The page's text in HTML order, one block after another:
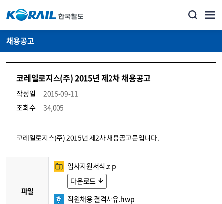
채용공고
코레일로지스(주) 2015년 제2차 채용공고
작성일
2015-09-11
조회수
34,005
코레일소개_경영공시_채용공고 상세보기 – 내용, 파일, 담당자 연락처로 구성
코레일로지스(주) 2015년 제2차 채용공고문입니다.
파일
입사지원서식.zip
다운로드
직원채용 결격사유.hwp